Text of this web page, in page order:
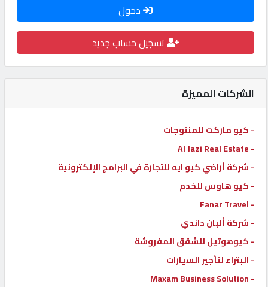
كارز
كيو
ماركت
القطري
POWERED
QHOST
دخول
تسجيل حساب جديد
الشركات المميزة
- كيو ماركت للمنتوجات
- Al Jazi Real Estate
- شركة أراضي كيو ايه للتجارة في البرامج الإلكترونية
- كيو هاوس للخدم
- Fanar Travel
- شركة ألبان داندي
- كيوهوتيل للشقق المفروشة
- البتراء لتأجير السيارات
- Maxam Business Solution